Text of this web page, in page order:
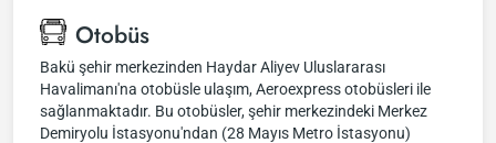
Otobüs
Bakü şehir merkezinden Haydar Aliyev Uluslararası
Havalimanı'na otobüsle ulaşım, Aeroexpress otobüsleri ile
sağlanmaktadır. Bu otobüsler, şehir merkezindeki Merkez
Demiryolu İstasyonu'ndan (28 Mayıs Metro İstasyonu)